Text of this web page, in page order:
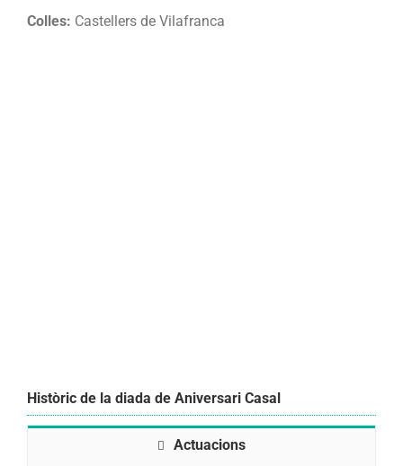
Colles: Castellers de Vilafranca
Històric de la diada de Aniversari Casal
Actuacions